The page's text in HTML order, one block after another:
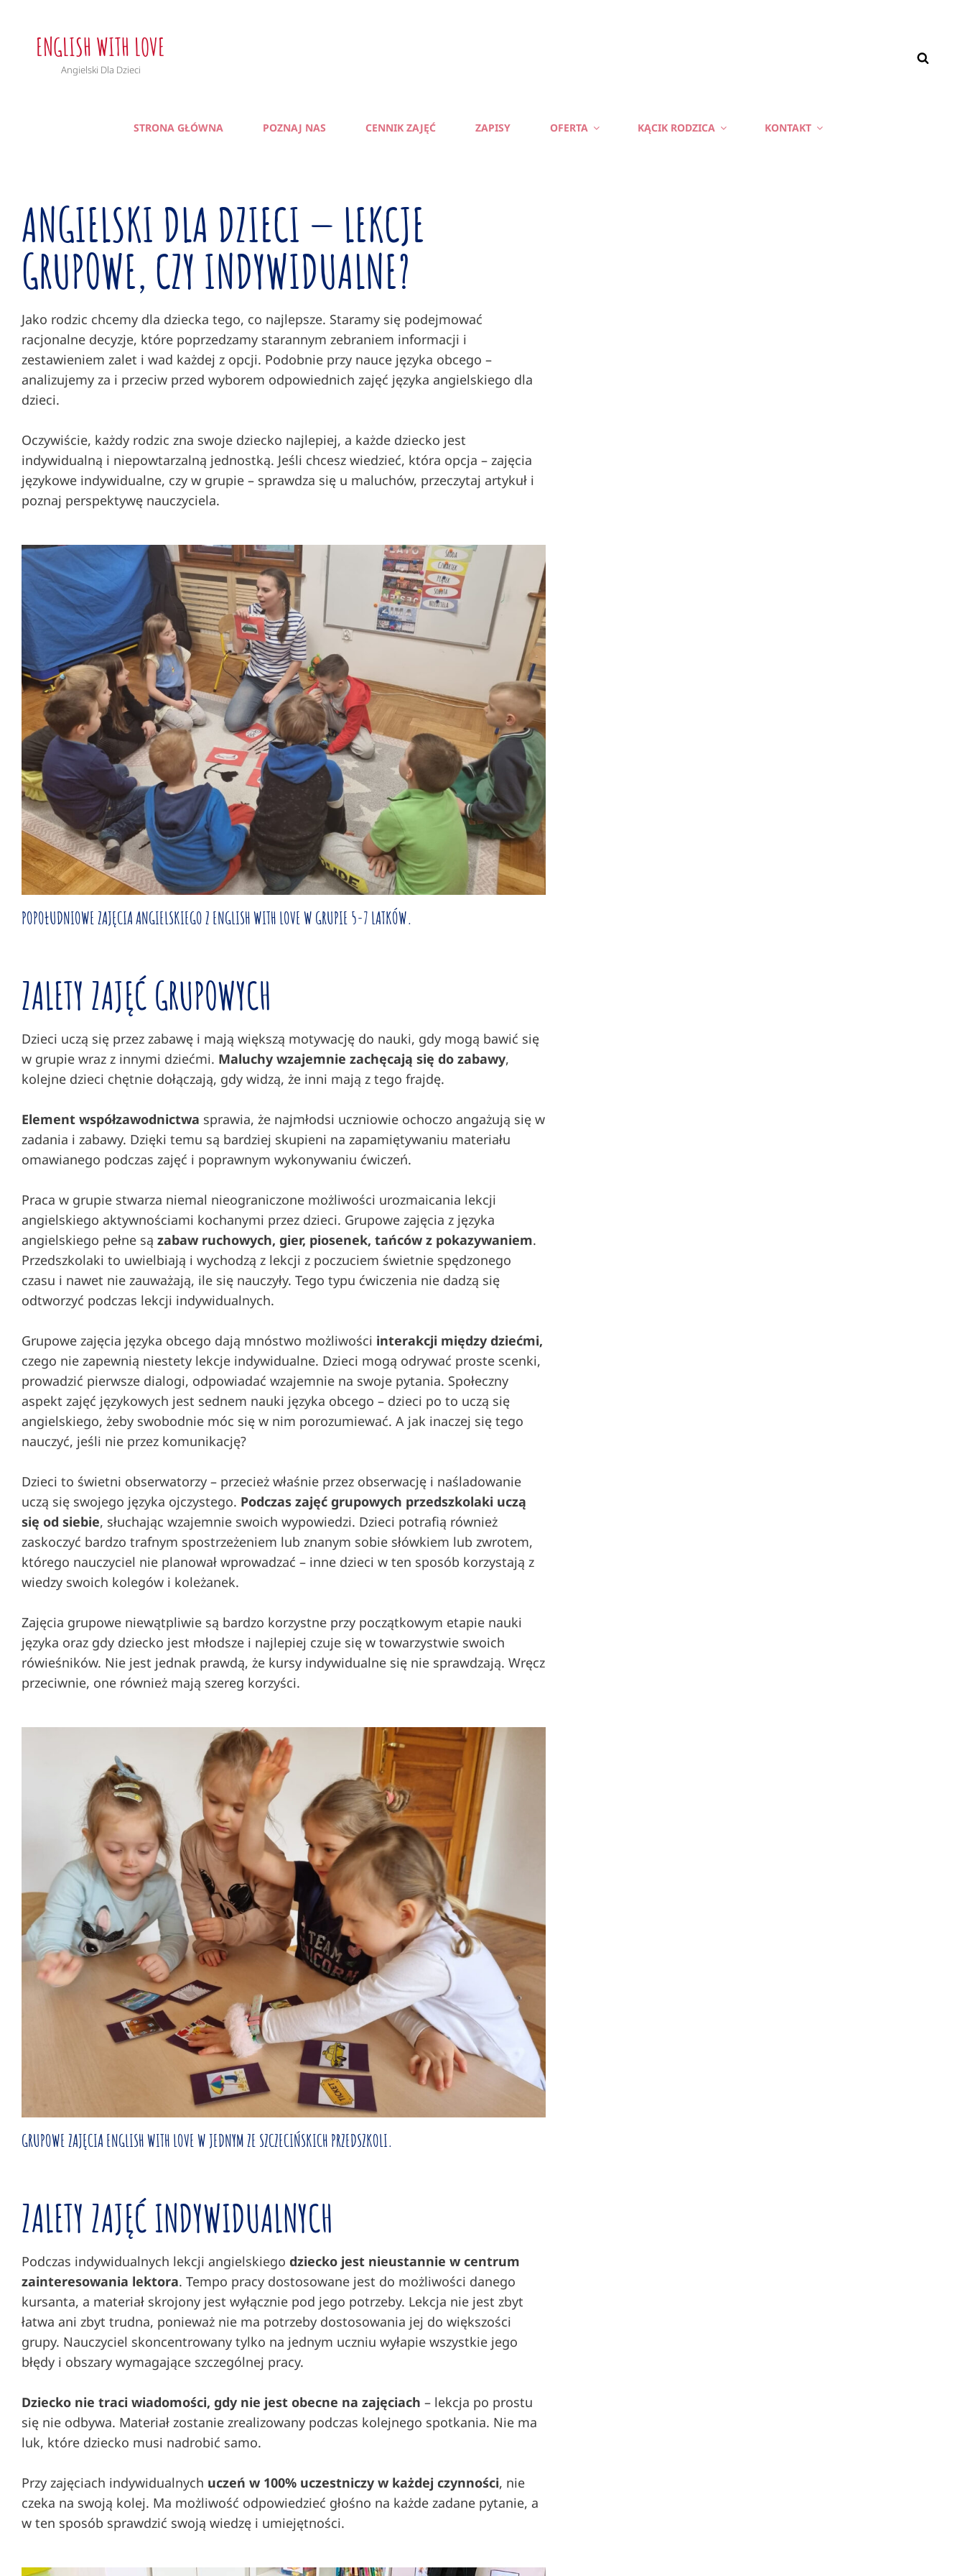
ENGLISH WITH LOVE
Angielski Dla Dzieci
STRONA GŁÓWNA POZNAJ NAS CENNIK ZAJĘĆ ZAPISY OFERTA KĄCIK RODZICA KONTAKT
ANGIELSKI DLA DZIECI — LEKCJE
GRUPOWE, CZY INDYWIDUALNE?
Jako rodzic chcemy dla dziecka tego, co najlepsze. Staramy się podejmować
racjonalne decyzje, które poprzedzamy starannym zebraniem informacji i
zestawieniem zalet i wad każdej z opcji. Podobnie przy nauce języka obcego –
analizujemy za i przeciw przed wyborem odpowiednich zajęć języka angielskiego dla
dzieci.
Oczywiście, każdy rodzic zna swoje dziecko najlepiej, a każde dziecko jest
indywidualną i niepowtarzalną jednostką. Jeśli chcesz wiedzieć, która opcja – zajęcia
językowe indywidualne, czy w grupie – sprawdza się u maluchów, przeczytaj artykuł i
poznaj perspektywę nauczyciela.
POPOŁUDNIOWE ZAJĘCIA ANGIELSKIEGO Z ENGLISH WITH LOVE W GRUPIE 5-7 LATKÓW.
ZALETY ZAJĘĆ GRUPOWYCH
Dzieci uczą się przez zabawę i mają większą motywację do nauki, gdy mogą bawić się
w grupie wraz z innymi dziećmi. Maluchy wzajemnie zachęcają się do zabawy,
kolejne dzieci chętnie dołączają, gdy widzą, że inni mają z tego frajdę.
Element współzawodnictwa sprawia, że najmłodsi uczniowie ochoczo angażują się w
zadania i zabawy. Dzięki temu są bardziej skupieni na zapamiętywaniu materiału
omawianego podczas zajęć i poprawnym wykonywaniu ćwiczeń.
Praca w grupie stwarza niemal nieograniczone możliwości urozmaicania lekcji
angielskiego aktywnościami kochanymi przez dzieci. Grupowe zajęcia z języka
angielskiego pełne są zabaw ruchowych, gier, piosenek, tańców z pokazywaniem.
Przedszkolaki to uwielbiają i wychodzą z lekcji z poczuciem świetnie spędzonego
czasu i nawet nie zauważają, ile się nauczyły. Tego typu ćwiczenia nie dadzą się
odtworzyć podczas lekcji indywidualnych.
Grupowe zajęcia języka obcego dają mnóstwo możliwości interakcji między dziećmi,
czego nie zapewnią niestety lekcje indywidualne. Dzieci mogą odrywać proste scenki,
prowadzić pierwsze dialogi, odpowiadać wzajemnie na swoje pytania. Społeczny
aspekt zajęć językowych jest sednem nauki języka obcego – dzieci po to uczą się
angielskiego, żeby swobodnie móc się w nim porozumiewać. A jak inaczej się tego
nauczyć, jeśli nie przez komunikację?
Dzieci to świetni obserwatorzy – przecież właśnie przez obserwację i naśladowanie
uczą się swojego języka ojczystego. Podczas zajęć grupowych przedszkolaki uczą
się od siebie, słuchając wzajemnie swoich wypowiedzi. Dzieci potrafią również
zaskoczyć bardzo trafnym spostrzeżeniem lub znanym sobie słówkiem lub zwrotem,
którego nauczyciel nie planował wprowadzać – inne dzieci w ten sposób korzystają z
wiedzy swoich kolegów i koleżanek.
Zajęcia grupowe niewątpliwie są bardzo korzystne przy początkowym etapie nauki
języka oraz gdy dziecko jest młodsze i najlepiej czuje się w towarzystwie swoich
rówieśników. Nie jest jednak prawdą, że kursy indywidualne się nie sprawdzają. Wręcz
przeciwnie, one również mają szereg korzyści.
GRUPOWE ZAJĘCIA ENGLISH WITH LOVE W JEDNYM ZE SZCZECIŃSKICH PRZEDSZKOLI.
ZALETY ZAJĘĆ INDYWIDUALNYCH
Podczas indywidualnych lekcji angielskiego dziecko jest nieustannie w centrum
zainteresowania lektora. Tempo pracy dostosowane jest do możliwości danego
kursanta, a materiał skrojony jest wyłącznie pod jego potrzeby. Lekcja nie jest zbyt
łatwa ani zbyt trudna, ponieważ nie ma potrzeby dostosowania jej do większości
grupy. Nauczyciel skoncentrowany tylko na jednym uczniu wyłapie wszystkie jego
błędy i obszary wymagające szczególnej pracy.
Dziecko nie traci wiadomości, gdy nie jest obecne na zajęciach – lekcja po prostu
się nie odbywa. Materiał zostanie zrealizowany podczas kolejnego spotkania. Nie ma
luk, które dziecko musi nadrobić samo.
Przy zajęciach indywidualnych uczeń w 100% uczestniczy w każdej czynności, nie
czeka na swoją kolej. Ma możliwość odpowiedzieć głośno na każde zadane pytanie, a
w ten sposób sprawdzić swoją wiedzę i umiejętności.